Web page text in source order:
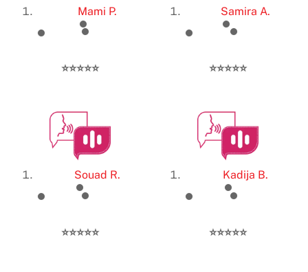
Mami P.
⭐️⭐️⭐️⭐️⭐️
Samira A.
⭐️⭐️⭐️⭐️⭐️
Souad R.
⭐️⭐️⭐️⭐️⭐️
Kadija B.
⭐️⭐️⭐️⭐️⭐️